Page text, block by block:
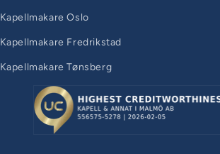
Kapellmakare Oslo
Kapellmakare Fredrikstad
Kapellmakare Tønsberg